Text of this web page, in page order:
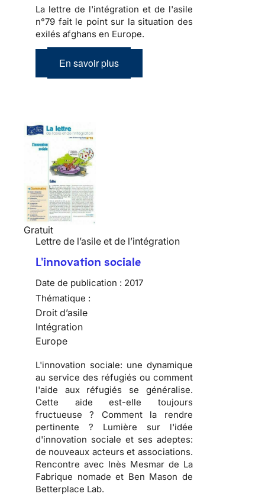
La lettre de l'intégration et de l'asile
n°79 fait le point sur la situation des
exilés afghans en Europe.
En savoir plus
Gratuit
Lettre de l’asile et de l’intégration
L'innovation sociale
Date de publication : 2017
Thématique :
Droit d’asile
Intégration
Europe
L'innovation sociale: une dynamique
au service des réfugiés ou comment
l'aide aux réfugiés se généralise.
Cette aide est-elle toujours
fructueuse ? Comment la rendre
pertinente ? Lumière sur l'idée
d'innovation sociale et ses adeptes:
de nouveaux acteurs et associations.
Rencontre avec Inès Mesmar de La
Fabrique nomade et Ben Mason de
Betterplace Lab.